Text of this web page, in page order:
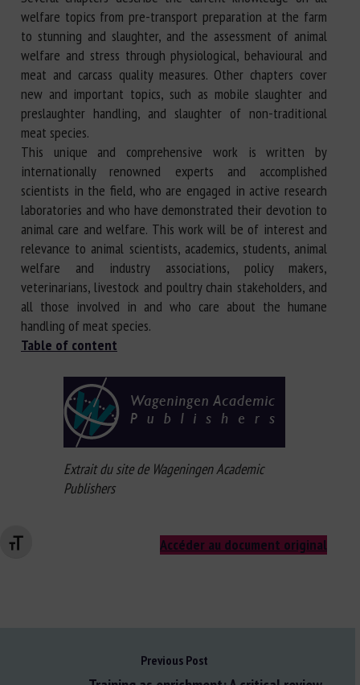
Changer la taille de la police
welfare topics from pre-transport preparation at the farm
to stunning and slaughter, and the assessment of animal
welfare and stress through physiological, behavioural and
meat and carcass quality measures. Other chapters cover
new and important topics, such as mobile slaughter and
preslaughter handling, and slaughter of non-traditional
meat species.
This unique and comprehensive work is written by
internationally renowned experts and accomplished
scientists in the field, who are engaged in active research
laboratories and who have demonstrated their devotion to
animal care and welfare. This work will be of interest and
relevance to animal scientists, academics, students, animal
welfare and industry associations, policy makers,
veterinarians, livestock and poultry chain stakeholders, and
all those involved in and who care about the humane
handling of meat species.
Table of content
Extrait du site de Wageningen Academic
Publishers
Accéder au document original
Previous Post